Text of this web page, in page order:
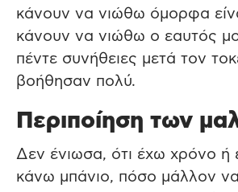
κάνουν να νιώθω όμορφα
κάνουν να νιώθω ο εαυτός
πέντε συνήθειες μετά τον
βοήθησαν πολύ.
Περιποίηση των
Δεν ένιωσα, ότι έχω χρόνο ή
κάνω μπάνιο, πόσο μάλλον να